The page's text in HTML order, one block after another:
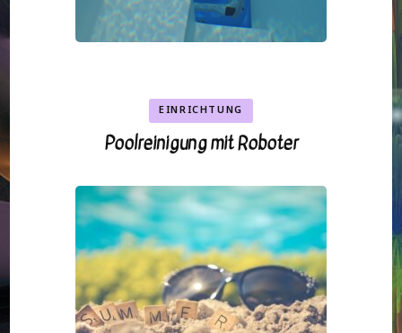
EINRICHTUNG
Poolreinigung mit Roboter